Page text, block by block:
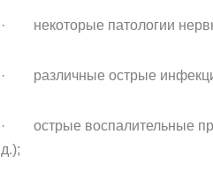
· некоторые патологии
· различные острые
· острые воспалительные
д.);